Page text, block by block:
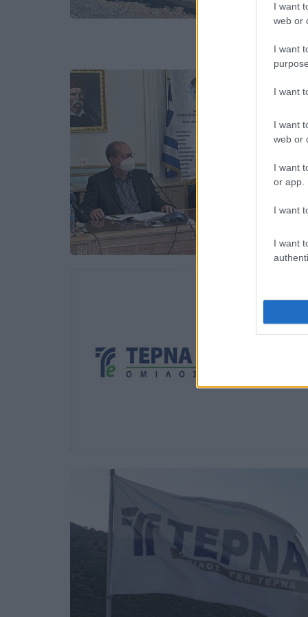
I want
web or
I want
I want
I want
web or
I want
or app.
I want
I want